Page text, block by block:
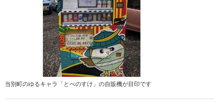
当別町のゆるキャラ「とべのすけ」の自販機が目印です